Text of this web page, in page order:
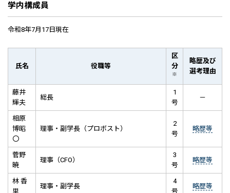
学内構成員
令和8年7月17日現在
氏名 役職等
区
分
※
略歴及び
選考理由
藤井
輝夫
総長
1
号
－
相原
博昭
〇
理事・副学長（プロボスト）
2
号
略歴等
菅野
暁
理事（CFO）
3
号
略歴等
林 香
里
理事・副学長
4
号
略歴等